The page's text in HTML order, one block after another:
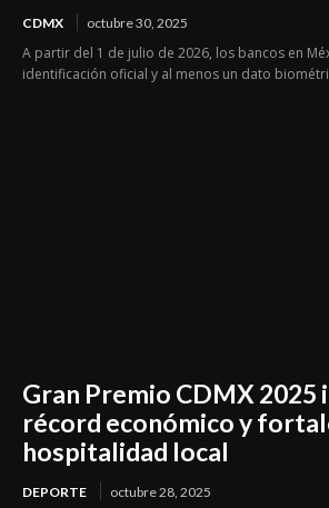
CDMX octubre 30, 2025
A partir del 1 de julio de 2026, los bancos en
identificación oficial y al menos un dato
Gran Premio CDMX 2025
récord económico y
hospitalidad local
DEPORTE octubre 28, 2025